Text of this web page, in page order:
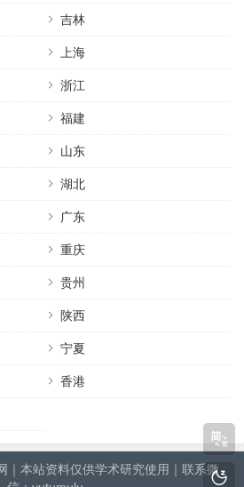
吉林
上海
浙江
福建
山东
湖北
广东
重庆
贵州
陕西
宁夏
香港
｜本站资料仅供学术研究使用｜联系微